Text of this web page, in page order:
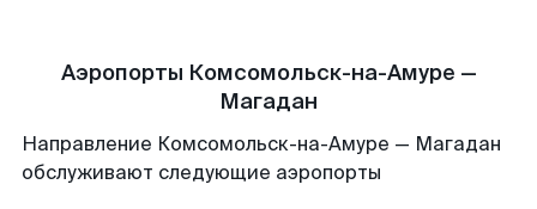
Аэропорты Комсомольск-на-Амуре —
Магадан
Направление Комсомольск-на-Амуре — Магадан
обслуживают следующие аэропорты